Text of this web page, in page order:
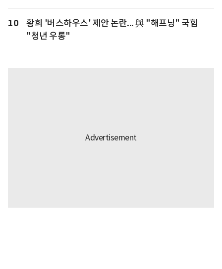
10
황희 '버스하우스' 제안 논란... 與 "해프닝" 국힘
"청년 우롱"